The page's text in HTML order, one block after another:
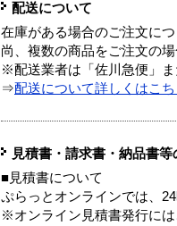
配送について
在庫がある場合のご注文に
尚、複数の商品をご注文の
※配送業者は「佐川急便」
⇒配送について詳しくはこち
見積書・請求書・納品書等
■見積書について
ぷらっとオンラインでは、
※オンライン見積書発行には